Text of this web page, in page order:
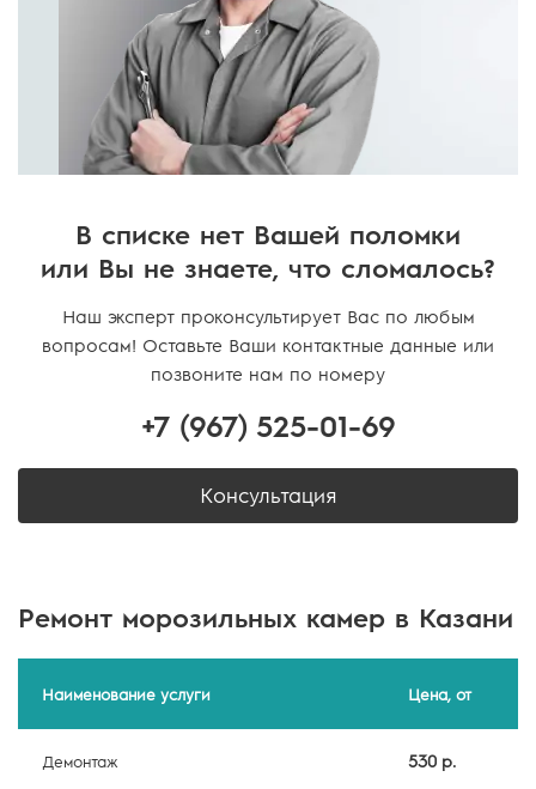
В списке нет Вашей поломки
или Вы не знаете, что сломалось?
Наш эксперт проконсультирует Вас по любым
вопросам! Оставьте Ваши контактные данные или
позвоните нам по номеру
+7 (967) 525-01-69
Консультация
Ремонт морозильных камер в Казани
Наименование услуги Цена, от
Демонтаж 530 р.